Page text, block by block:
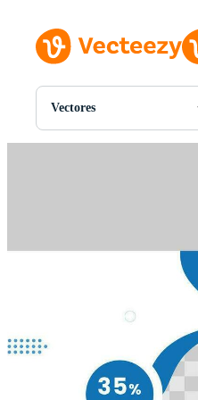
Vectores
Todas Imágenes
Gráficos en Movimiento
Eventos Editoriales